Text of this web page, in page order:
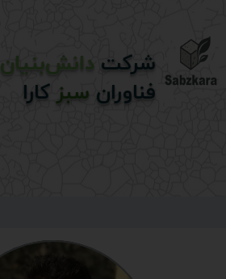
شرکت دانش‌بنیان
فناوران سبزکارا